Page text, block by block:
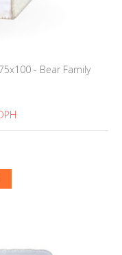
- Bear Family